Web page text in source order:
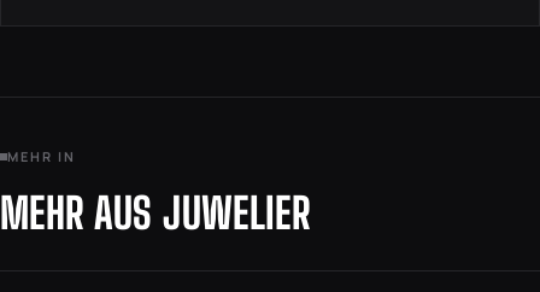
MEHR IN
MEHR AUS JUWELIER